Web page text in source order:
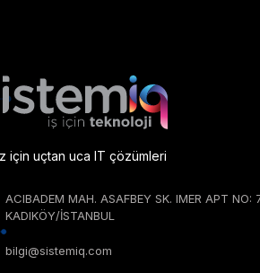
için uçtan uca IT çözümleri
ACIBADEM MAH. ASAFBEY SK. IMER APT NO:
KADIKÖY/İSTANBUL
bilgi@sistemiq.com